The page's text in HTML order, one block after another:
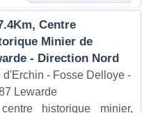
Centre
Minier de
- Direction Nord
d'Erchin - Fosse Delloye -
Lewarde
historique minier,